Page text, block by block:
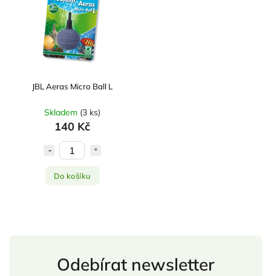
Abecedně
JBL Aeras Micro Ball L
Skladem (3 ks)
140 Kč
Do košíku
Odebírat newsletter